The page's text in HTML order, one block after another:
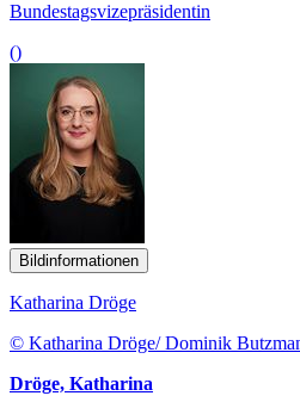
Bundestagsvizepräsidentin
()
Bildinformationen
Katharina Dröge
© Katharina Dröge/ Dominik
Dröge, Katharina